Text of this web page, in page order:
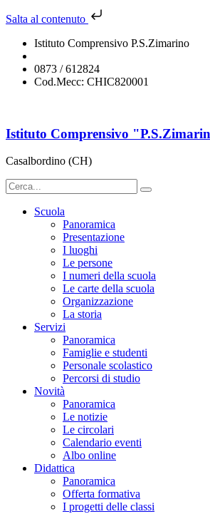
Salta al contenuto
Istituto Comprensivo P.S.Zimarino
0873 / 612824
Cod.Mecc: CHIC820001
Istituto Comprensivo
Casalbordino (CH)
Scuola
Panoramica
Presentazione
I luoghi
Le persone
I numeri della scuola
Le carte della scuola
Organizzazione
La storia
Servizi
Panoramica
Famiglie e studenti
Personale scolastico
Percorsi di studio
Novità
Panoramica
Le notizie
Le circolari
Calendario eventi
Albo online
Didattica
Panoramica
Offerta formativa
I progetti delle classi